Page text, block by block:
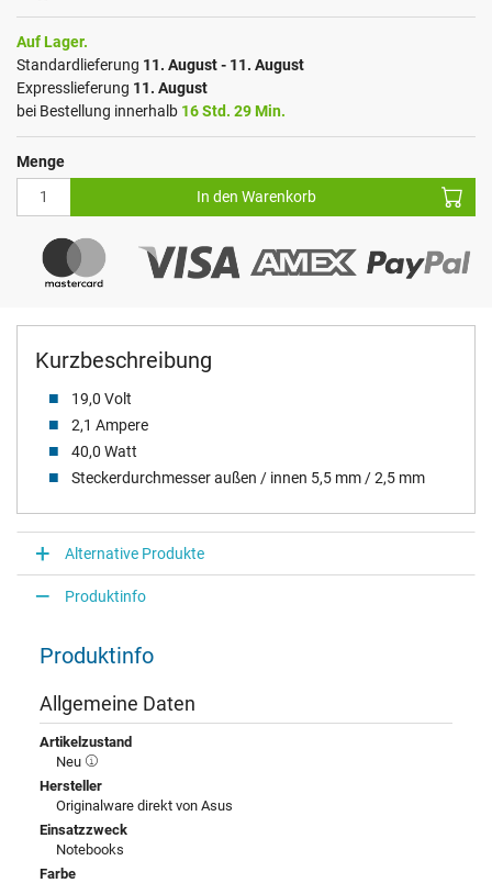
Kurzbeschreibung
19,0 Volt
2,1 Ampere
40,0 Watt
Steckerdurchmesser außen / innen 5,5 mm / 2,5 mm
Auf Lager.
Standardlieferung 11. August - 11. August
Expresslieferung 11. August
bei Bestellung innerhalb 16 Std. 29 Min.
Menge
In den Warenkorb
Alternative Produkte
Produktinfo
Produktinfo
Allgemeine Daten
Artikelzustand
Neu
Hersteller
Originalware direkt von Asus
Einsatzzweck
Notebooks
Farbe